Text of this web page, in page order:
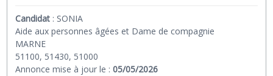
Candidat : SONIA
Aide aux personnes âgées et Dame de compagnie
MARNE
51100, 51430, 51000
Annonce mise à jour le :05/05/2026